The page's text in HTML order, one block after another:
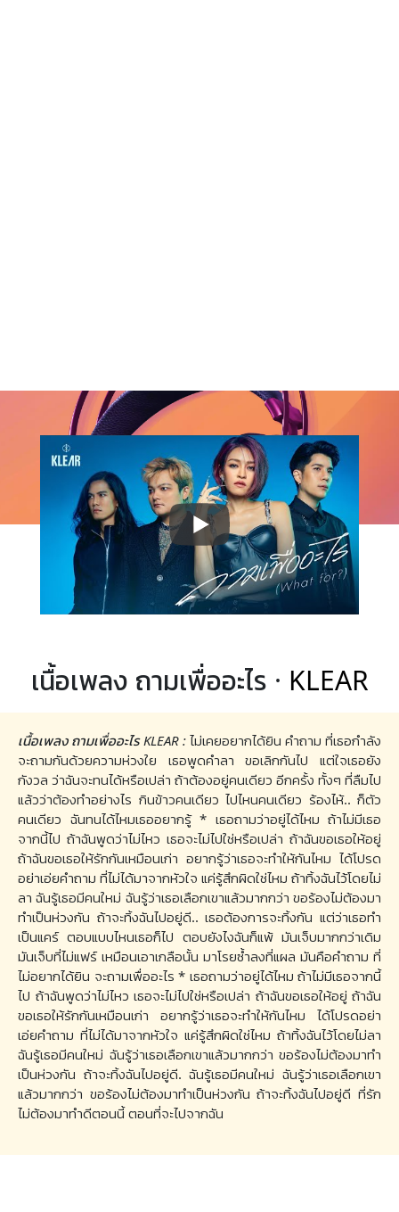
เนื้อเพลง ถามเพื่ออะไร · KLEAR
เนื้อเพลง ถามเพื่ออะไร KLEAR : ไม่เคยอยากได้ยิน คำถาม ที่เธอกำลัง
จะถามกันด้วยความห่วงใย เธอพูดคำลา ขอเลิกกันไป แต่ใจเธอยัง
กังวล ว่าฉันจะทนได้หรือเปล่า ถ้าต้องอยู่คนเดียว อีกครั้ง ทั้งๆ ที่ลืมไป
แล้วว่าต้องทำอย่างไร กินข้าวคนเดียว ไปไหนคนเดียว ร้องไห้.. ก็ตัว
คนเดียว ฉันทนได้ไหมเธออยากรู้ * เธอถามว่าอยู่ได้ไหม ถ้าไม่มีเธอ
จากนี้ไป ถ้าฉันพูดว่าไม่ไหว เธอจะไม่ไปใช่หรือเปล่า ถ้าฉันขอเธอให้อยู่
ถ้าฉันขอเธอให้รักกันเหมือนเก่า อยากรู้ว่าเธอจะทำให้กันไหม ได้โปรด
อย่าเอ่ยคำถาม ที่ไม่ได้มาจากหัวใจ แค่รู้สึกผิดใช่ไหม ถ้าทิ้งฉันไว้โดยไม่
ลา ฉันรู้เธอมีคนใหม่ ฉันรู้ว่าเธอเลือกเขาแล้วมากกว่า ขอร้องไม่ต้องมา
ทำเป็นห่วงกัน ถ้าจะทิ้งฉันไปอยู่ดี.. เธอต้องการจะทิ้งกัน แต่ว่าเธอทำ
เป็นแคร์ ตอบแบบไหนเธอก็ไป ตอบยังไงฉันก็แพ้ มันเจ็บมากกว่าเดิม
มันเจ็บที่ไม่แฟร์ เหมือนเอาเกลือนั้น มาโรยซ้ำลงที่แผล มันคือคำถาม ที่
ไม่อยากได้ยิน จะถามเพื่ออะไร * เธอถามว่าอยู่ได้ไหม ถ้าไม่มีเธอจากนี้
ไป ถ้าฉันพูดว่าไม่ไหว เธอจะไม่ไปใช่หรือเปล่า ถ้าฉันขอเธอให้อยู่ ถ้าฉัน
ขอเธอให้รักกันเหมือนเก่า อยากรู้ว่าเธอจะทำให้กันไหม ได้โปรดอย่า
เอ่ยคำถาม ที่ไม่ได้มาจากหัวใจ แค่รู้สึกผิดใช่ไหม ถ้าทิ้งฉันไว้โดยไม่ลา
ฉันรู้เธอมีคนใหม่ ฉันรู้ว่าเธอเลือกเขาแล้วมากกว่า ขอร้องไม่ต้องมาทำ
เป็นห่วงกัน ถ้าจะทิ้งฉันไปอยู่ดี. ฉันรู้เธอมีคนใหม่ ฉันรู้ว่าเธอเลือกเขา
แล้วมากกว่า ขอร้องไม่ต้องมาทำเป็นห่วงกัน ถ้าจะทิ้งฉันไปอยู่ดี ที่รัก
ไม่ต้องมาทำดีตอนนี้ ตอนที่จะไปจากฉัน